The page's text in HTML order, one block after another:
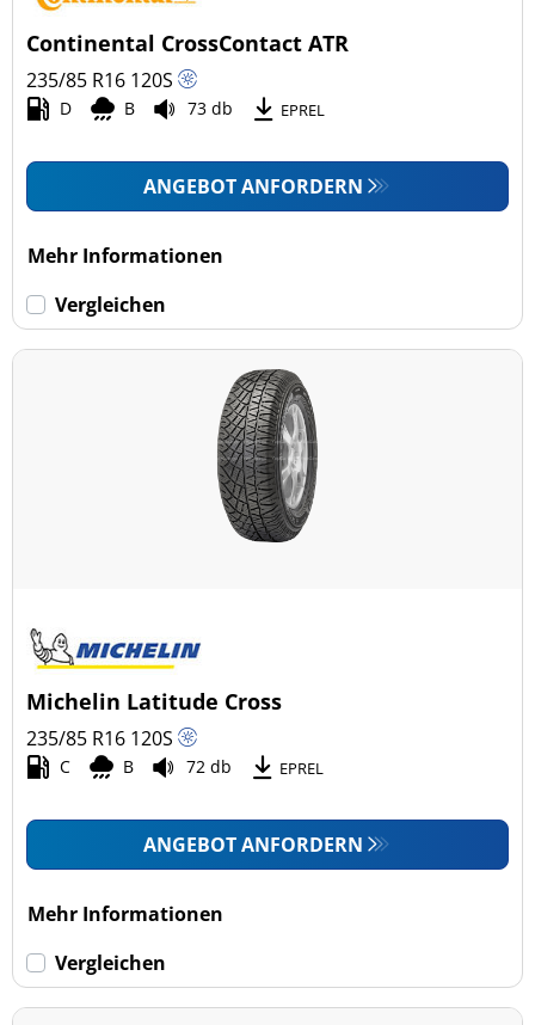
Transporter (2)
Wohnmobil (0)
Keine Run-flat (13)
Continental CrossContact ATR
235/85 R16 120S
D B 73 db EPREL
ANGEBOT ANFORDERN
Mehr Informationen
Vergleichen
Michelin Latitude Cross
235/85 R16 120S
C B 72 db EPREL
ANGEBOT ANFORDERN
Mehr Informationen
Vergleichen